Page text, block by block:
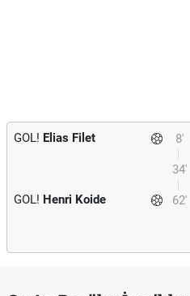
8'
GOL! Elias Filet
34'
62'
GOL! Henri Koide